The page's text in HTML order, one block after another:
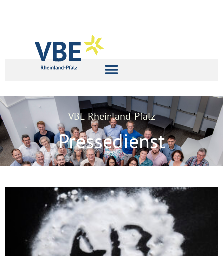
VBE Rheinland-Pfalz
Pressedienst